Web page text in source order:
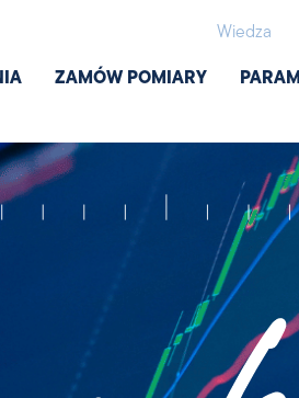
Wiedza
ZAMÓW POMIARY